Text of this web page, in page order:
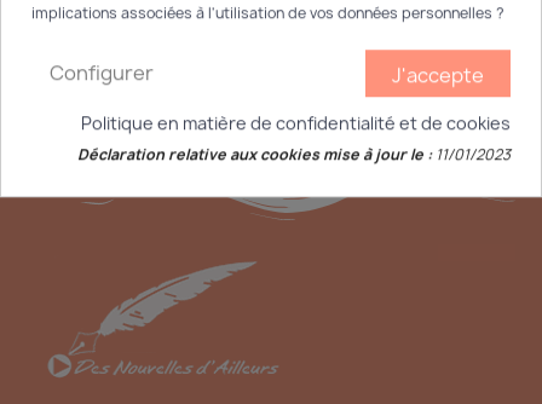
Retour en haut
implications associées à l'utilisation de vos données personnelles ?
J'accepte
Configurer
Politique en matière de confidentialité et de cookies
Déclaration relative aux cookies mise à jour le :11/01/2023